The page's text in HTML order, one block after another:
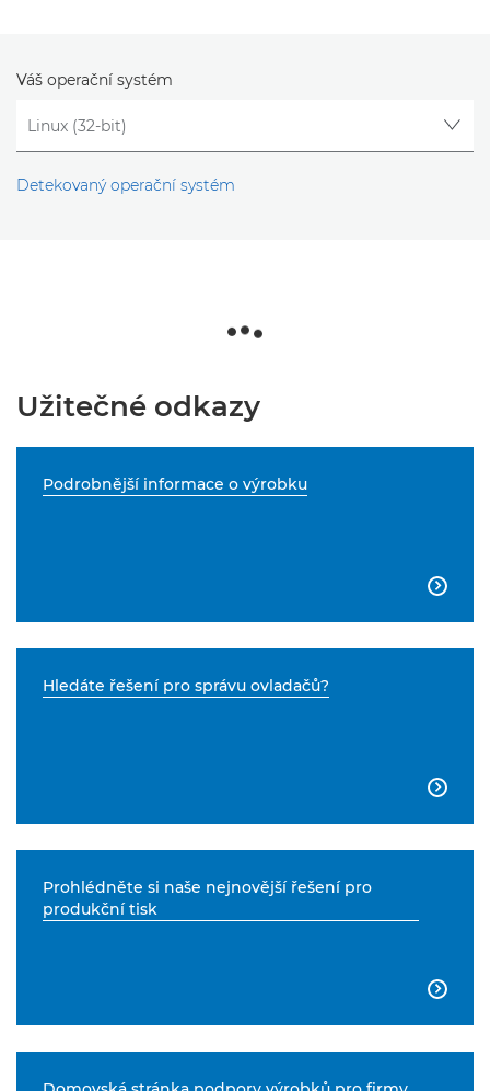
Váš operační systém
Detekovaný operační systém
Užitečné odkazy
Podrobnější informace o výrobku

Hledáte řešení pro správu ovladačů?

Prohlédněte si naše nejnovější řešení pro
produkční tisk
